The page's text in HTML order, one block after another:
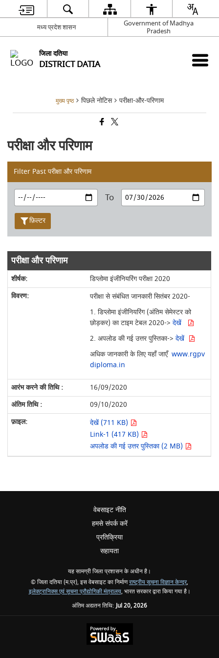
मध्य प्रदेश शासन
Government of Madhya
Pradesh
जिला दतिया
DISTRICT DATIA
मुख्य पृष्ठ पिछले नोटिस परीक्षा-और-परिणाम
परीक्षा और परिणाम
Filter Past परीक्षा और परिणाम
To
फ़िल्टर
परीक्षा और परिणाम
डिप्लोमा इंजीनियरिंग परीक्षा 2020
परीक्षा से संबंधित जानकारी सितंबर 2020-
1. डिप्लोमा इंजीनियरिंग (अंतिम सेमेस्टर को
छोड़कर) का टाइम टेबल 2020-> देखें
2. अपलोड की गई उत्तर पुस्तिका-> देखें
अधिक जानकारी के लिए यहाँ जाएँ www.rgpv
diploma.in
16/09/2020
09/10/2020
देखें (711 KB)
Link-1 (417 KB)
अपलोड की गई उत्तर पुस्तिका (2 MB)
वेबसाइट नीति
हमसे संपर्क करें
प्रतिक्रिया
सहायता
यह सामग्री जिला प्रशासन के अधीन है।
© जिला दतिया (म.प्र), इस वेबसाइट का निर्माणराष्ट्रीय सूचना विज्ञान केन्द्र,
इलेक्ट्रानिक्स एवं सूचना प्रौद्योगिकी मंत्रालय, भारत सरकार द्वारा किया गया है।
अंतिम अद्यतन तिथि:Jul 20, 2026